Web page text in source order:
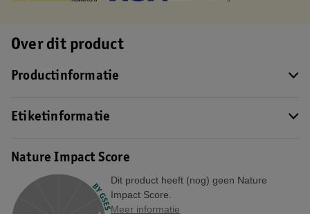
Over dit product
Productinformatie
Etiketinformatie
Nature Impact Score
Dit product heeft (nog) geen Nature
Impact Score.
Meer informatie